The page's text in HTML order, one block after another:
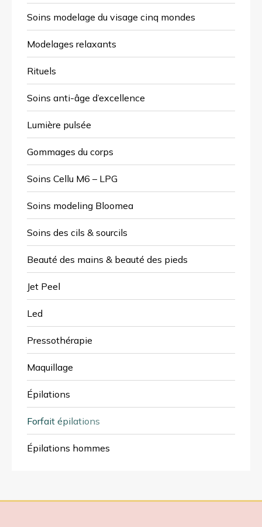
Soins modelage du visage cinq mondes
Modelages relaxants
Rituels
Soins anti-âge d’excellence
Lumière pulsée
Gommages du corps
Soins Cellu M6 – LPG
Soins modeling Bloomea
Soins des cils & sourcils
Beauté des mains & beauté des pieds
Jet Peel
Led
Pressothérapie
Maquillage
Épilations
Forfait épilations
Épilations hommes